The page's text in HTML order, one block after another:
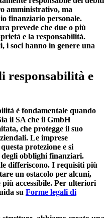
amministrativo, ma
finanziario personale.
prevede che due o più
e la responsabilità.
i soci hanno in genere una
responsabilità e
è fondamentale quando
il SA che il GmbH
, che protegge il suo
Le imprese
protezione e si
degli obblighi finanziari.
differiscono. I requisiti più
un ostacolo per alcuni,
accessibile. Per ulteriori
su Forme legali di